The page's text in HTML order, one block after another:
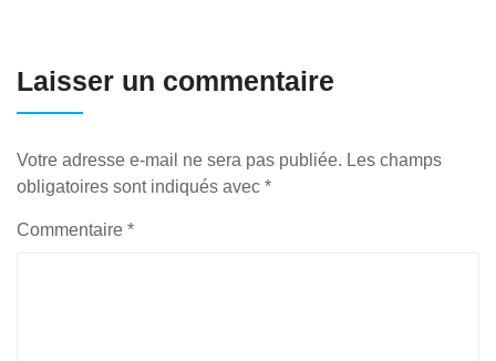
Laisser un commentaire
Votre adresse e-mail ne sera pas publiée. Les champs
obligatoires sont indiqués avec *
Commentaire *